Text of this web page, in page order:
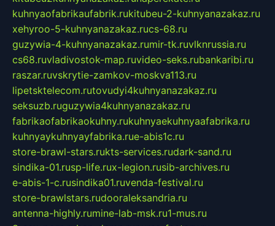
kuhnyaofabrikaufabrik.rukitubeu-2-kuhnyanazakaz.ru
xehyroo-5-kuhnyanazakaz.rucs-68.ru
guzywia-4-kuhnyanazakaz.rumir-tk.ruvlknrussia.ru
cs68.ruvladivostok-map.ruvideo-seks.rubankaribi.ru
raszar.ruvskrytie-zamkov-moskva113.ru
lipetsktelecom.rutovudyi4kuhnyanazakaz.ru
seksuzb.ruguzywia4kuhnyanazakaz.ru
fabrikaofabrikaokuhny.rukuhnyaekuhnyaafabrika.ru
kuhnyaykuhnyayfabrika.rue-abis1c.ru
store-brawl-stars.rukts-services.rudark-sand.ru
sindika-01.rusp-life.rux-legion.rusib-archives.ru
e-abis-1-c.rusindika01.ruvenda-festival.ru
store-brawlstars.rudooraleksandria.ru
antenna-highly.rumine-lab-msk.ru1-mus.ru